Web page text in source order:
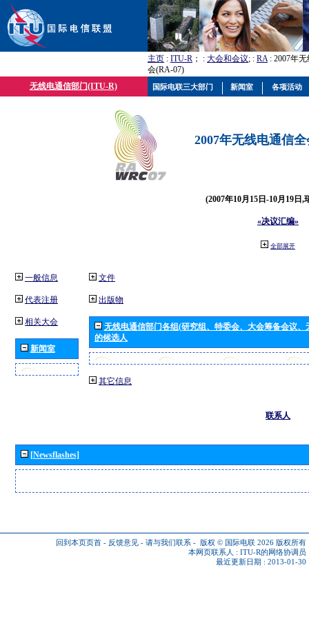
主页 : ITU-R ； : 大会和会议; : RA: 2007年
会(RA-07)
无线电通信部门(ITU-R)
2007年无线电通信
(2007年10月15日-10月19日,
«决议汇编»
全部展开
一般信息
代表注册
相关大会
新闻室
文件
出版物
无线电通信部门各组(研究组、特委会、大会筹备会议
的候选人
其它信息
联系人
[Newsflashes]
回到本页页首 - 反馈意见 - 请与我们联系 - 版权 © 国际电联 2026 版权所有
本网页联系人 : ITU-R的网络协调员
最近更新日期 : 2013-01-30
国际电联三大部门 新闻室 各项活动